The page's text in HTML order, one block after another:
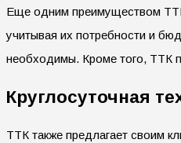
Еще одним преимуществом
учитывая их потребности и
необходимы. Кроме того, ТТК
Круглосуточная
ТТК также предлагает своим